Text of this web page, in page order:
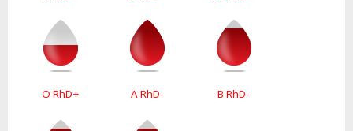
O RhD+ A RhD- B RhD-